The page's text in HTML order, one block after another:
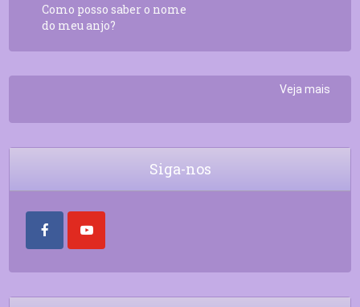
Como posso saber o nome
do meu anjo?
Veja mais
Siga-nos